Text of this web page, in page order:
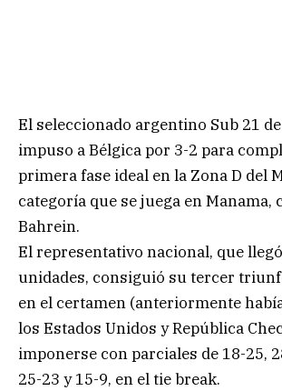
El seleccionado argentino Sub 21
impuso a Bélgica por 3-2 para
primera fase ideal en la Zona D del
categoría que se juega en Manama,
Bahrein.
El representativo nacional, que
unidades, consiguió su tercer
en el certamen (anteriormente
los Estados Unidos y República
imponerse con parciales de 18-25,
25-23 y 15-9, en el tie break.